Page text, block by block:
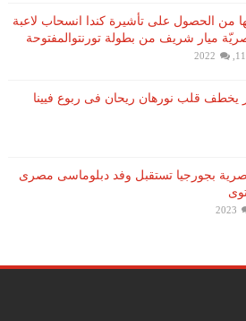
من الحصول على تأشيرة كندا انسحاب لاعبة
​ميار شريف​ من بطولة ​تورنتو​المفتوحة
يخطف قلب نورهان ريحان فى ربوع فيينا
بجورجيا تستقبل وفد دبلوماسى مصرى